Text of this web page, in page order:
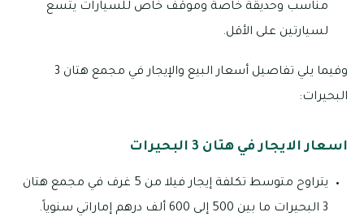
مناسب وحديقة خاصة وموقف خاص للسيارات يتسع
لسيارتين على الأقل.
وفيما يلي تفاصيل أسعار البيع والإيجار في مجمع هتان 3
البحيرات:
اسعار الايجار في هتان 3 البحيرات
يتراوح متوسط تكلفة إيجار فيلا من 5 غرف في مجمع هتان
3 البحيرات ما بين 500 إلى 600 ألف درهم إماراتي سنوياً.